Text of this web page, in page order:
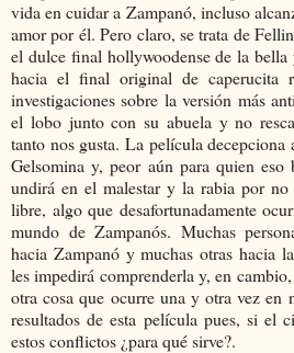
vida en cuidar a Zampanó, incluso
amor por él. Pero claro, se trata de
el dulce final hollywoodense de la
hacia el final original de caperucita
investigaciones sobre la versión más
el lobo junto con su abuela y no
tanto nos gusta. La película
Gelsomina y, peor aún para quien eso
undirá en el malestar y la rabia por no
libre, algo que desafortunadamente
mundo de Zampanós. Muchas
hacia Zampanó y muchas otras hacia
les impedirá comprenderla y, en
otra cosa que ocurre una y otra vez en
resultados de esta película pues, si el
estos conflictos ¿para qué sirve?.